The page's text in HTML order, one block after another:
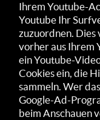
Ihrem Youtube-
Youtube Ihr
zuzuordnen. Dies
vorher aus Ihrem
ein Youtube-
Cookies ein, die
sammeln. Wer
Google-Ad-
beim Anschauen